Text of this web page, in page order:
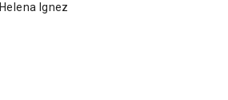
Helena Ignez